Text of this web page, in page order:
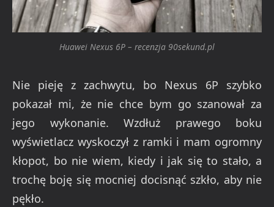
Huawei Nexus 6P – recenzja 90sekund.pl
Nie pieję z zachwytu, bo Nexus 6P szybko
pokazał mi, że nie chce bym go szanował za
jego wykonanie. Wzdłuż prawego boku
wyświetlacz wyskoczył z ramki i mam ogromny
kłopot, bo nie wiem, kiedy i jak się to stało, a
trochę boję się mocniej docisnąć szkło, aby nie
pękło.